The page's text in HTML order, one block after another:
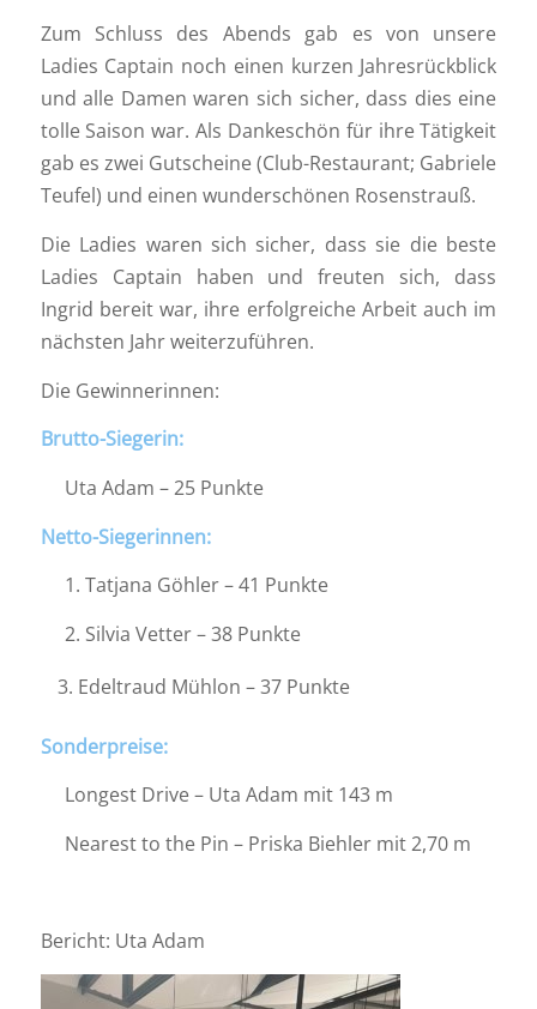
Zum Schluss des Abends gab es von unsere
Ladies Captain noch einen kurzen Jahresrückblick
und alle Damen waren sich sicher, dass dies eine
tolle Saison war. Als Dankeschön für ihre Tätigkeit
gab es zwei Gutscheine (Club-Restaurant; Gabriele
Teufel) und einen wunderschönen Rosenstrauß.
Die Ladies waren sich sicher, dass sie die beste
Ladies Captain haben und freuten sich, dass
Ingrid bereit war, ihre erfolgreiche Arbeit auch im
nächsten Jahr weiterzuführen.
Die Gewinnerinnen:
Brutto-Siegerin:
Uta Adam – 25 Punkte
Netto-Siegerinnen:
1. Tatjana Göhler – 41 Punkte
2. Silvia Vetter – 38 Punkte
Edeltraud Mühlon – 37 Punkte
Sonderpreise:
Longest Drive – Uta Adam mit 143 m
Nearest to the Pin – Priska Biehler mit 2,70 m
Bericht: Uta Adam